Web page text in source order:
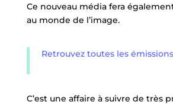
Ce nouveau média fera
au monde de l’image.
Retrouvez toutes les
C’est une affaire à suivre de très